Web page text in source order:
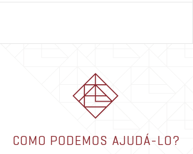
COMO PODEMOS AJUDÁ-LO?